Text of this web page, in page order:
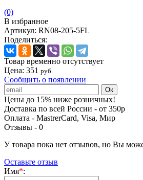
(0)
В избранное
Артикул: RN08-205-5FL
Поделиться:
Товар временно отсутствует
Цена: 351 руб.
Сообщить о появлении
Цены до 15% ниже розничных!
Доставка по всей России - от 350р
Оплата - MastrerCard, Visa, Мир
Отзывы - 0
У товара пока нет отзывов, но Вы
Оставьте отзыв
Имя*: